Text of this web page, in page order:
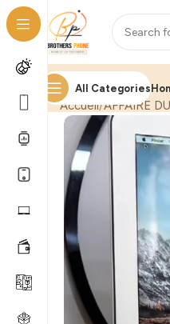
All Categories
Accueil AFFAIRE